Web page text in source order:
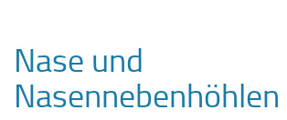
Nase und
Nasennebenhöhlen